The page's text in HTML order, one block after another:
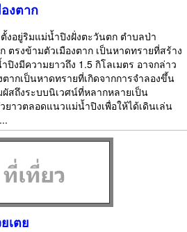
งตาก
งอยู่ริมแม่น้ำปิงฝั่งตะวันตก ตำบลป่า
ตรงข้ามตัวเมืองตาก เป็นหาดทรายที่สร้าง
งมีความยาวถึง 1.5 กิโลเมตร อาจกล่าว
ากเป็นหาดทรายที่เกิดจากการจำลองขึ้น
สถึงระบบนิเวศน์ที่หลากหลายเป็น
าวตลอดแนวแม่น้ำปิงเพื่อให้ได้เดินเล่น
เตย